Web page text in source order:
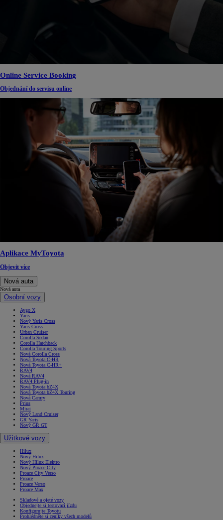
Online Service Booking
Objednání do servisu online
Aplikace MyToyota
Objevit více
Nová auta
Nová auta
Osobní vozy
Aygo X
Yaris
Nový Yaris Cross
Yaris Cross
Urban Cruiser
Corolla Sedan
Corolla Hatchback
Corolla Touring Sports
Nová Corolla Cross
Nová Toyota C-HR
Nová Toyota C-HR+
RAV4
Nová RAV4
RAV4 Plug-in
Nová Toyota bZ4X
Nová Toyota bZ4X Touring
Nová Camry
Prius
Mirai
Nový Land Cruiser
GR Yaris
Nový GR GT
Užitkové vozy
Hilux
Nový Hilux
Nový Hilux Elektro
Nový Proace City
Proace City Verso
Proace
Proace Verso
Proace Max
Skladové a ojeté vozy
Objednejte si testovací jízdu
Konfigurujte Toyotu
Prohlédněte si ceníky všech modelů